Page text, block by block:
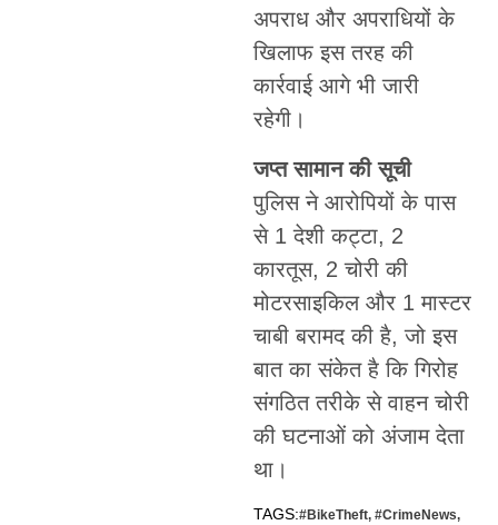
अपराध और अपराधियों के
खिलाफ इस तरह की
कार्रवाई आगे भी जारी
रहेगी।
जप्त सामान की सूची
पुलिस ने आरोपियों के पास
से 1 देशी कट्टा, 2
कारतूस, 2 चोरी की
मोटरसाइकिल और 1 मास्टर
चाबी बरामद की है, जो इस
बात का संकेत है कि गिरोह
संगठित तरीके से वाहन चोरी
की घटनाओं को अंजाम देता
था।
TAGS:#BikeTheft, #CrimeNews,